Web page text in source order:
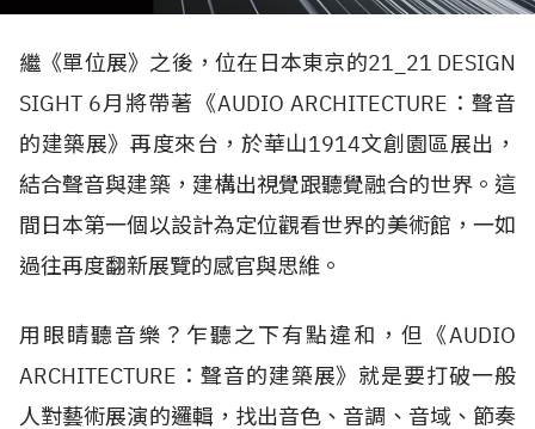
繼《單位展》之後，位在日本東京的21_21 DESIGN
SIGHT 6月將帶著《AUDIO ARCHITECTURE：聲音
的建築展》再度來台，於華山1914文創園區展出，
結合聲音與建築，建構出視覺跟聽覺融合的世界。這
間日本第一個以設計為定位觀看世界的美術館，一如
過往再度翻新展覽的感官與思維。
用眼睛聽音樂？乍聽之下有點違和，但《AUDIO
ARCHITECTURE：聲音的建築展》就是要打破一般
人對藝術展演的邏輯，找出音色、音調、音域、節奏